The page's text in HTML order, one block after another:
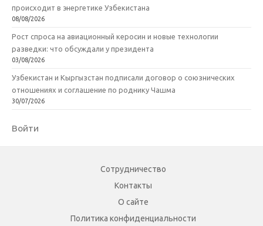
происходит в энергетике Узбекистана
08/08/2026
Рост спроса на авиационный керосин и новые технологии
разведки: что обсуждали у президента
03/08/2026
Узбекистан и Кыргызстан подписали договор о союзнических
отношениях и соглашение по роднику Чашма
30/07/2026
Войти
Сотрудничество
Контакты
О сайте
Политика конфиденциальности